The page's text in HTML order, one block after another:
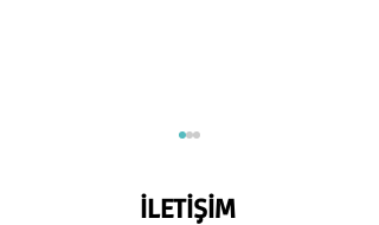
İLETİŞİM